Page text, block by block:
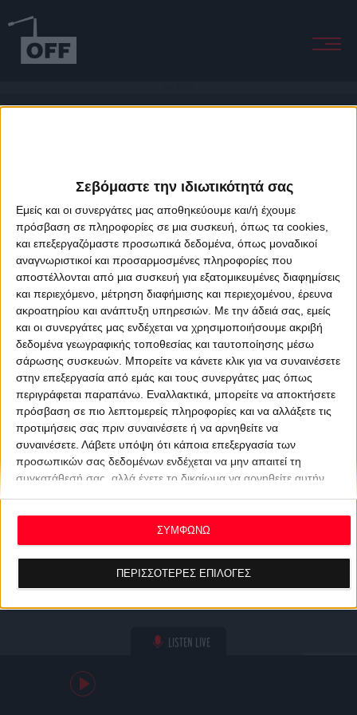
Σεβόμαστε την ιδιωτικότητά σας
Εμείς και οι συνεργάτες μας αποθηκεύουμε και/ή έχουμε
πρόσβαση σε πληροφορίες σε μια συσκευή, όπως τα cookies,
και επεξεργαζόμαστε προσωπικά δεδομένα, όπως μοναδικοί
αναγνωριστικοί και προσαρμοσμένες πληροφορίες που
αποστέλλονται από μια συσκευή για εξατομικευμένες διαφημίσεις
και περιεχόμενο, μέτρηση διαφήμισης και περιεχομένου, έρευνα
ακροατηρίου και ανάπτυξη υπηρεσιών. Με την άδειά σας, εμείς
και οι συνεργάτες μας ενδέχεται να χρησιμοποιήσουμε ακριβή
δεδομένα γεωγραφικής τοποθεσίας και ταυτοποίησης μέσω
σάρωσης συσκευών. Μπορείτε να κάνετε κλικ για να συναινέσετε
στην επεξεργασία από εμάς και τους συνεργάτες μας όπως
περιγράφεται παραπάνω. Εναλλακτικά, μπορείτε να αποκτήσετε
πρόσβαση σε πιο λεπτομερείς πληροφορίες και να αλλάξετε τις
προτιμήσεις σας πριν συναινέσετε ή να αρνηθείτε να
συναινέσετε. Λάβετε υπόψη ότι κάποια επεξεργασία των
προσωπικών σας δεδομένων ενδέχεται να μην απαιτεί τη
συγκατάθεσή σας, αλλά έχετε το δικαίωμα να αρνηθείτε αυτήν
ανακαλέσετε τη συγκατάθεσή σας ανά πάσα στιγμή
επιστρέφοντας σε αυτόν τον ιστότοπο και κάνοντας κλικ στο
κουμπί "Απορρήτου" στο κάτω μέρος της ιστοσελίδας.
ΠΕΡΙΣΣΟΤΕΡΕΣ ΕΠΙΛΟΓΕΣ
ΣΥΜΦΩΝΩ
LISTEN LIVE
About Offradio Business Class Terms & Conditions
Privacy Policy
Designed & developed byporcupine colors&Fotis Alexandrou